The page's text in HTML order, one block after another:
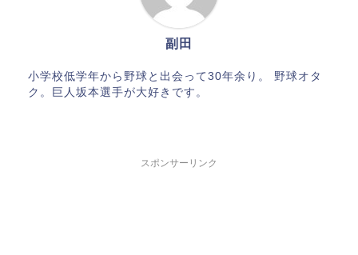
副田
小学校低学年から野球と出会って30年余り。 野球オタ
ク。巨人坂本選手が大好きです。
スポンサーリンク